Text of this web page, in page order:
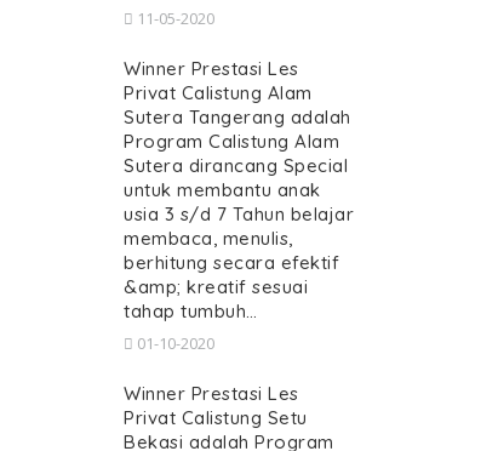
11-05-2020
Winner Prestasi Les
Privat Calistung Alam
Sutera Tangerang adalah
Program Calistung Alam
Sutera dirancang Special
untuk membantu anak
usia 3 s/d 7 Tahun belajar
membaca, menulis,
berhitung secara efektif
&amp; kreatif sesuai
tahap tumbuh…
01-10-2020
Winner Prestasi Les
Privat Calistung Setu
Bekasi adalah Program